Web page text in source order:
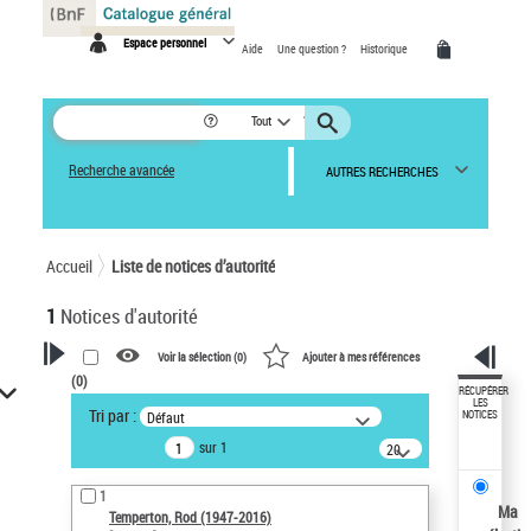
Espace personnel Aide Une question ? Historique
Tout
Recherche avancée AUTRES RECHERCHES
Accueil Liste de notices d’autorité
1 Notices d'autorité
VOTRE RECHERCHE
Recherche avancée dans les
notices d’autorité
Œuvres liées à l'auteur :
Temperton, Rod (1947-2016)
Voir la sélection (0) Ajouter à mes références
(0)
Tri par : Défaut
sur 1
20
résultats/page
1
Temperton, Rod (1947-2016)
RÉCUPÉRER
LES
NOTICES
Ma
Panneau de gestion des cookies